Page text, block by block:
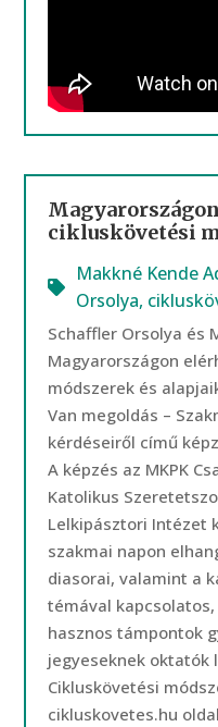
cikluskövetési
Makkné Kende
Orsolya,
Schaffler Orsolya és
Magyarországon
módszerek és
Van megoldás –
kérdéseiről című
A képzés az MKPK
Katolikus
Lelkipásztori Intézet
szakmai napon
diasorai, valamint a
témával
hasznos támpontok
jegyeseknek
Cikluskövetési
cikluskovetes.hu